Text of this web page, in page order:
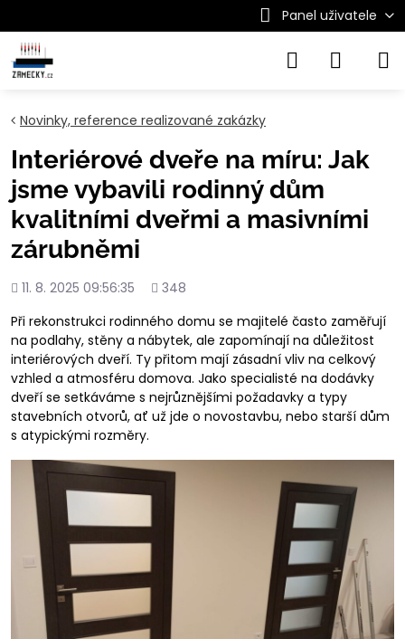
Panel uživatele
Novinky, reference realizované zakázky
Interiérové dveře na míru: Jak
jsme vybavili rodinný dům
kvalitními dveřmi a masivními
zárubněmi
Přidáno
11. 8. 2025 09:56:35
Počet
348
Při rekonstrukci rodinného domu se majitelé často zaměřují
na podlahy, stěny a nábytek, ale zapomínají na důležitost
interiérových dveří. Ty přitom mají zásadní vliv na celkový
vzhled a atmosféru domova. Jako specialisté na dodávky
dveří se setkáváme s nejrůznějšími požadavky a typy
stavebních otvorů, ať už jde o novostavbu, nebo starší dům
s atypickými rozměry.